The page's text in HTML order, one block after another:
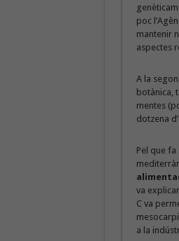
poc
mantenir
aspectes
A la
botànica,
mentes
dotzena
Pel que
va
C va
a la